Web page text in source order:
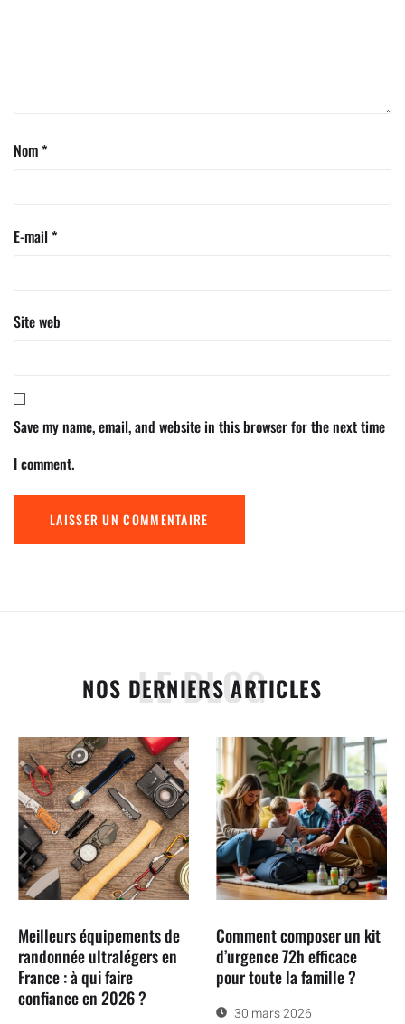
Nom*
E-mail*
Site web
Save my name, email, and website in this browser for the next time
I comment.
NOS DERNIERS ARTICLES
LE BLOG
Meilleurs équipements de
randonnée ultralégers en
France : à qui faire
confiance en 2026 ?
Comment composer un kit
d’urgence 72h efficace
pour toute la famille ?
30 mars 2026